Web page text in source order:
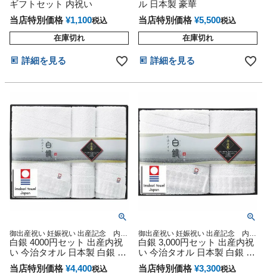
ギフトセット 内祝い
当店特別価格 ¥1,100税込
在庫切れ
詳細を見る
ル 日本製 豪華
当店特別価格 ¥5,500税込
在庫切れ
詳細を見る
御出産祝い 妊娠祝い 出産記念 内祝
い 今治タオル
白銀 4000円セット 出産内祝
い 今治タオル 日本製 白銀 ギ
フトセット 内祝い 内祝
当店特別価格 ¥4,400税込
御出産祝い 妊娠祝い 出産記念 内祝
い 今治タオル
白銀 3,000円セット 出産内祝
い 今治タオル 日本製 白銀 ギ
フトセット 内祝い 内祝
当店特別価格 ¥3,300税込